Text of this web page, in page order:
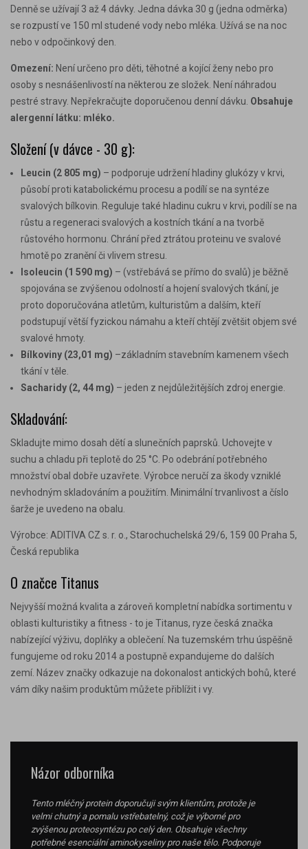
Denně se užívají 3 až 4 dávky. Jedna dávka 30 g (jedna odměrka)
se rozpustí ve 150 ml studené vody nebo mléka. Užívá se na noc
nebo v odpočinkový den.
Omezení: Není určeno pro děti, těhotné a kojící ženy nebo pro
osoby s nesnášenlivostí na některou ze složek. Není náhradou
pestré stravy. Nepřekračujte doporučenou denní dávku. Obsahuje
alergenní látku: mléko.
Složení (v dávce - 30 g):
Leucin (2 805 mg) – podporuje udržení hladiny glukózy v krvi,
působí proti katabolickému procesu a podílí se na syntéze
svalových bílkovin. Reguluje také hladinu cukru v krvi, podílí se na
růstu a regeneraci svalových a kostních tkání a na tvorbě
růstového hormonu. Chrání před ztrátou proteinu ve svalové
hmotě po zranění či vlivem stresu.
Isoleucin (1 590 mg) – (vstřebává se přímo do svalů) je běžně
spojována se zvýšenou odolností a hojení svalových tkání, je
proto doporučována atletům, kulturistům a dalším, kteří
podstupují větší fyzickou námahu a kteří chtějí zvětšit objem své
svalové hmoty.
Bílkoviny (23,01 mg) –základním stavebním kamenem všech
tkání v těle.
Sacharidy (2, 44 mg) – jeden z nejdůležitějších zdroj energie.
Skladování:
Skladujte mimo dosah dětí a slunečních paprsků. Uchovejte v
suchu a chladu při teplotě do 25 °C. Po odebrání potřebného
množství obal dobře uzavřete. Výrobce neručí za škody vzniklé
nevhodným skladováním a použitím. Minimální trvanlivost a číslo
šarže je uvedeno na obalu.
Výrobce: ADITIVA CZ s. r. o., Starochuchelská 29/6, 159 00 Praha 5,
Česká republika
O značce Titanus
Nejvyšší možná kvalita a zároveň kompletní nabídka sortimentu v
oblasti kulturistiky a fitness - to je Titanus, ryze česká značka
nabízející výživu, doplňky a oblečení. Na tuzemském trhu úspěšně
fungujeme od roku 2014 a postupně expandujeme do dalších
zemí. Název značky odkazuje na dokonalost antických bohů, které
vám díky našim produktům můžete přiblížit i vy.
Názor odborníka
Tento mléčný protein doporučuji svým klientům, protože je
velmi chutný a pomalu vstřebatelný, což je výborné pro
zvýšenou proteosyntézu po celý den. Obsahuje všechny
potřebné esenciální aminokyseliny pro naše tělo. Podporuje